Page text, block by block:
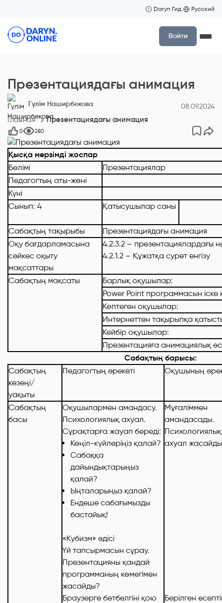
Daryn Гид Русский
Войти
Презентациядағы анимация
Гүлім Наширбекова 08.09.2024
Главная Презентациядағы анимация
0 280
Қысқа мерзімді жоспар
Бөлімі
Презентациялар
Педагогтың аты-жөні
Күні
Сынып: 4
Қатысушылар саны
Сабақтың тақырыбы
Презентациядағы анимация
Оқу бағдарламасына
сәйкес оқыту
мақсаттары
4.2.3.2 – презентациялардағы
4.2.1.2 – Құжатқа сурет енгізу
Сабақтың мақсаты
Барлық оқушылар:
Power Point программасын іске
Көптеген оқушылар:
Интернеттен тақырыпқа
Кейбір оқушылар:
Презентацияға анимациялық
Сабақтың барысы:
Сабақтың
кезеңі/
уақыты
Педагогтың әрекеті Оқушының
Сабақтың
басы
Оқушылармен амандасу.
Психологиялық ахуал.
Сұрақтарға жауап береді:
Көңіл-күйлеріңіз қалай?
Сабаққа
дайындықтарыңыз
қалай?
Ыңталарыңыз қалай?
Ендеше сабағымызды
бастайық!
«Кубизм» әдісі
Үй тапсырмасын сұрау.
Презентацияны қандай
программаның көмегімен
жасайды?
Браузерге бетбелгіні қою
Мұғаліммен
амандасады.
Психологиялық
ахуал
Берілген